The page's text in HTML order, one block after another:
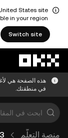
States site
in your region.
Switch site
هذه الصفحة هي
في منطقتك.
منصة التعلُّم